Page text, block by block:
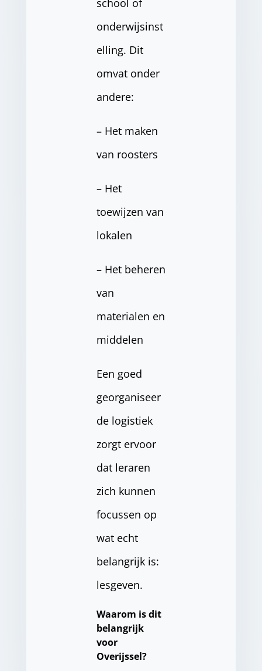
school of
onderwijsinst
elling. Dit
omvat onder
andere:
– Het maken
van roosters
– Het
toewijzen van
lokalen
– Het beheren
van
materialen en
middelen
Een goed
georganiseer
de logistiek
zorgt ervoor
dat leraren
zich kunnen
focussen op
wat echt
belangrijk is:
lesgeven.
Waarom is dit
belangrijk
voor
Overijssel?